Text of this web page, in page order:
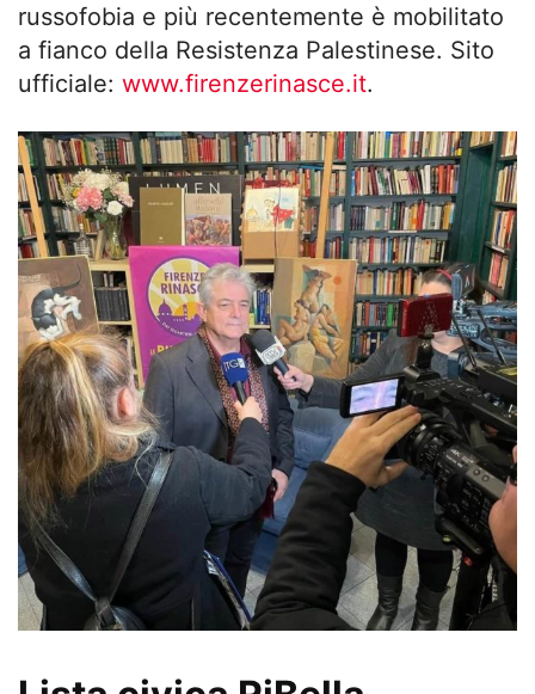
russofobia e più recentemente è mobilitato
a fianco della Resistenza Palestinese. Sito
ufficiale: www.firenzerinasce.it.